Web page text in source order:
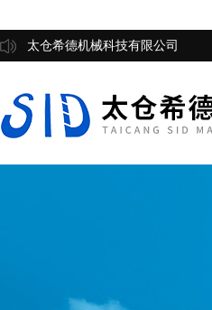
太仓希德机械科技有限公司